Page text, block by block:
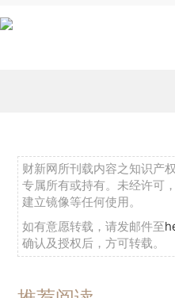
财新网所刊载内容之知识产
专属所有或持有。未经许可
建立镜像等任何使用。
如有意愿转载，请发邮件至
确认及授权后，方可转载。